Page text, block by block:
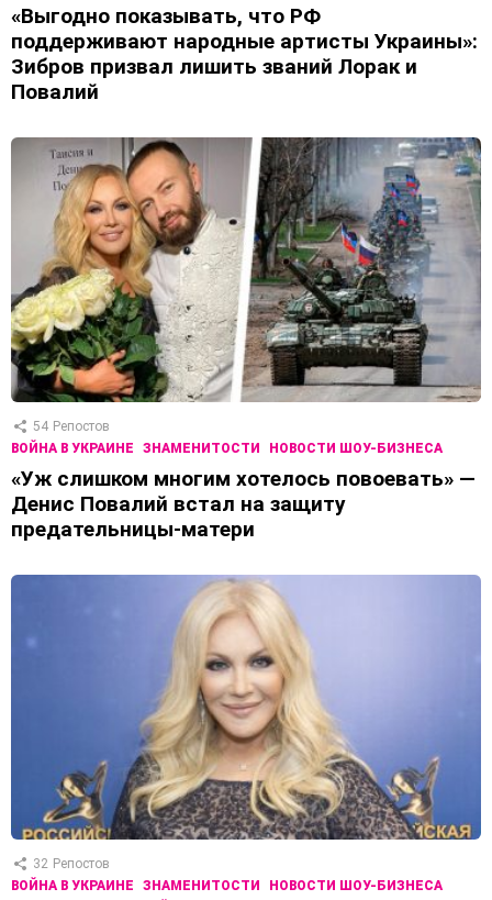
«Выгодно показывать, что РФ
поддерживают народные артисты Украины»:
Зибров призвал лишить званий Лорак и
Повалий
54 Репостов
ВОЙНА В УКРАИНЕ
ЗНАМЕНИТОСТИ НОВОСТИ ШОУ-БИЗНЕСА
«Уж слишком многим хотелось повоевать» —
Денис Повалий встал на защиту
предательницы-матери
32 Репостов
ВОЙНА В УКРАИНЕ
ЗНАМЕНИТОСТИ
НОВОСТИ ШОУ-БИЗНЕСА